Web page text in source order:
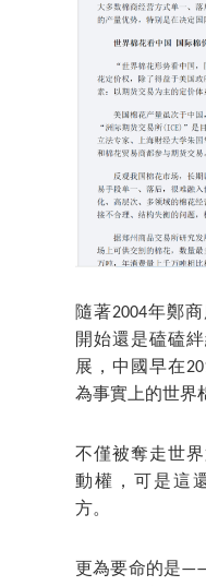
隨著2004年鄭
開始還是磕磕
展，中國早在
為事實上的世界
不僅被奪走世
動權，可是這
方。
更為要命的是